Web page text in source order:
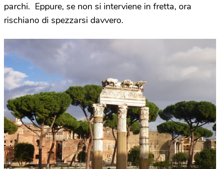
parchi. Eppure, se non si interviene in fretta, ora
rischiano di spezzarsi davvero.